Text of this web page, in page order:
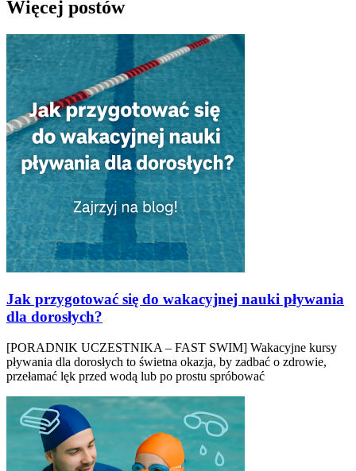
Więcej postów
Jak przygotować się do wakacyjnej nauki pływania
dla dorosłych?
[PORADNIK UCZESTNIKA – FAST SWIM] Wakacyjne kursy
pływania dla dorosłych to świetna okazja, by zadbać o zdrowie,
przełamać lęk przed wodą lub po prostu spróbować